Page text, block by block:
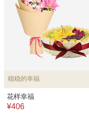
稳稳的幸福
花样幸福
¥406